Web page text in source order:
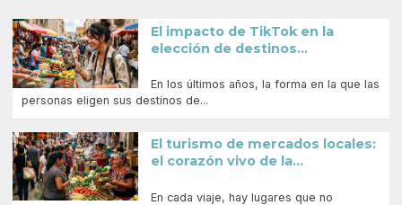
El impacto de TikTok en la
elección de destinos...
En los últimos años, la forma en la que las
personas eligen sus destinos de...
El turismo de mercados locales:
el corazón vivo de la...
En cada viaje, hay lugares que no